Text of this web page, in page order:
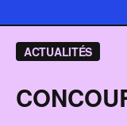
ACTUALITÉS